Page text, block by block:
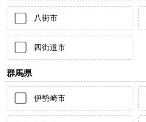
八街市
四街道市
群馬県
伊勢崎市